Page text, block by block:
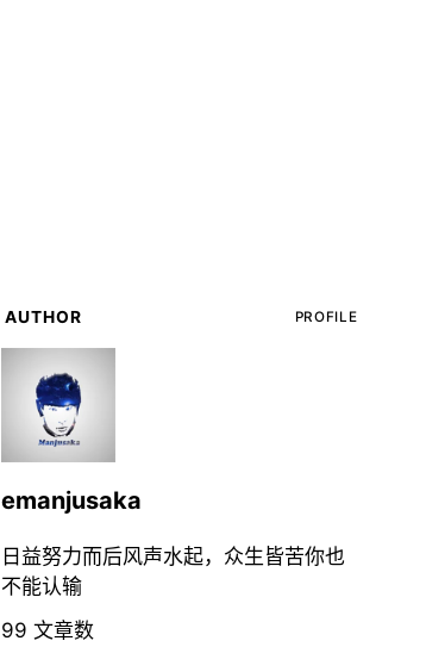
AUTHOR PROFILE
emanjusaka
日益努力而后风声水起，众生皆苦你也
不能认输
99 文章数